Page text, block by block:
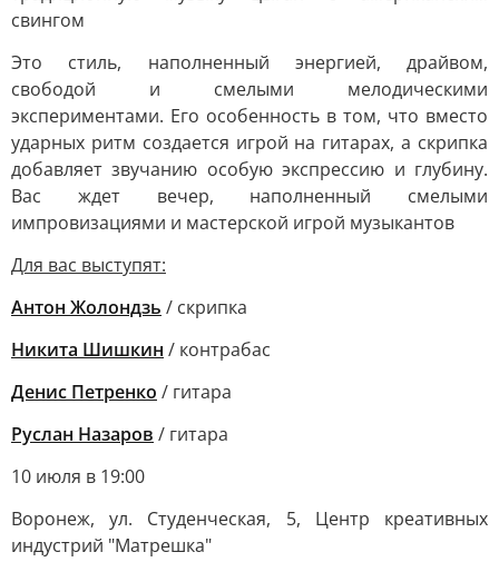
свингом
Это стиль, наполненный энергией, драйвом,
свободой и смелыми мелодическими
экспериментами. Его особенность в том, что вместо
ударных ритм создается игрой на гитарах, а скрипка
добавляет звучанию особую экспрессию и глубину.
Вас ждет вечер, наполненный смелыми
импровизациями и мастерской игрой музыкантов
Для вас выступят:
Антон Жолондзь / скрипка
Никита Шишкин / контрабас
Денис Петренко / гитара
Руслан Назаров / гитара
10 июля в 19:00
Воронеж, ул. Студенческая, 5, Центр креативных
индустрий "Матрешка"